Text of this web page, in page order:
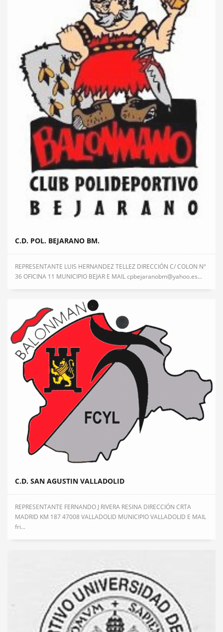
C.D. POL. BEJARANO BM.
REPRESENTANTE LUIS HERNANDEZ TELLEZ DIRECCIÓN C/ COLON Nº
36 OFICINA 11 MUNICIPIO BEJAR E MAIL cpbejaranobm@yahoo.es...
C.D. SAN AGUSTIN VALLADOLID
REPRESENTANTE FERNANDO J RIVERA RESINA DIRECCIÓN CRTA
MADRID KM 187 47008 VALLADOLID MUNICIPIO VALLADOLID E MAIL
fri...